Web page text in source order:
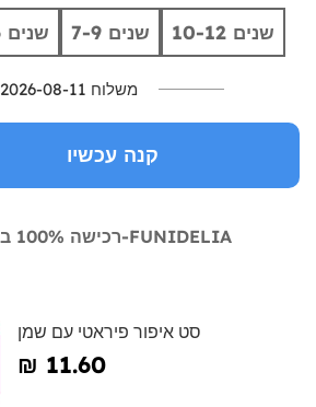
5-6 שנים 7-9 שנים 10-12 שנים
משלוח 2026-08-11
קנה עכשיו
רכישה 100% בטוחה ב-FUNIDELIA
סט איפור פיראטי עם שמן
₪‎ 11.60